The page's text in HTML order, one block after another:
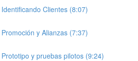
Clientes (8:07)
y Alianzas (7:37)
y pruebas pilotos (9:24)